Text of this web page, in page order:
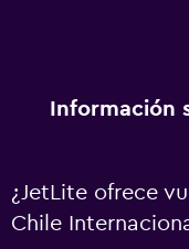
Información
¿JetLite ofrece
Chile